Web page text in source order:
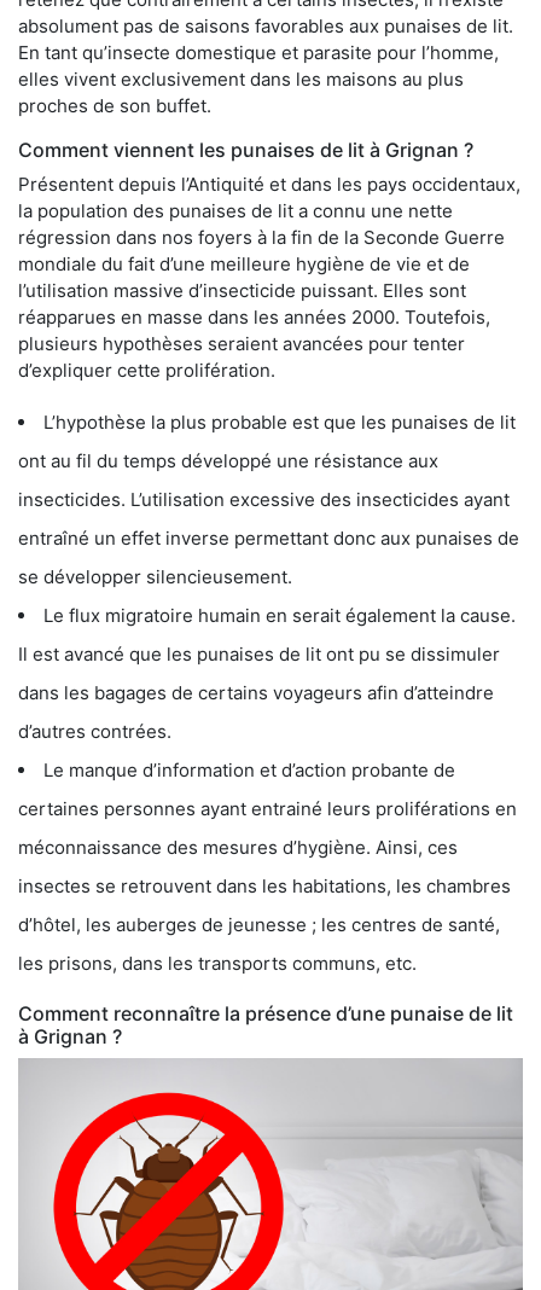
absolument pas de saisons favorables aux punaises de lit.
En tant qu’insecte domestique et parasite pour l’homme,
elles vivent exclusivement dans les maisons au plus
proches de son buffet.
Comment viennent les punaises de lit à Grignan ?
Présentent depuis l’Antiquité et dans les pays occidentaux,
la population des punaises de lit a connu une nette
régression dans nos foyers à la fin de la Seconde Guerre
mondiale du fait d’une meilleure hygiène de vie et de
l’utilisation massive d’insecticide puissant. Elles sont
réapparues en masse dans les années 2000. Toutefois,
plusieurs hypothèses seraient avancées pour tenter
d’expliquer cette prolifération.
L’hypothèse la plus probable est que les punaises de lit
ont au fil du temps développé une résistance aux
insecticides. L’utilisation excessive des insecticides ayant
entraîné un effet inverse permettant donc aux punaises de
se développer silencieusement.
Le flux migratoire humain en serait également la cause.
Il est avancé que les punaises de lit ont pu se dissimuler
dans les bagages de certains voyageurs afin d’atteindre
d’autres contrées.
Le manque d’information et d’action probante de
certaines personnes ayant entrainé leurs proliférations en
méconnaissance des mesures d’hygiène. Ainsi, ces
insectes se retrouvent dans les habitations, les chambres
d’hôtel, les auberges de jeunesse ; les centres de santé,
les prisons, dans les transports communs, etc.
Comment reconnaître la présence d’une punaise de lit
à Grignan ?